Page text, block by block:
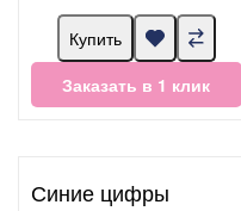
Купить
Заказать в 1 клик
Синие цифры